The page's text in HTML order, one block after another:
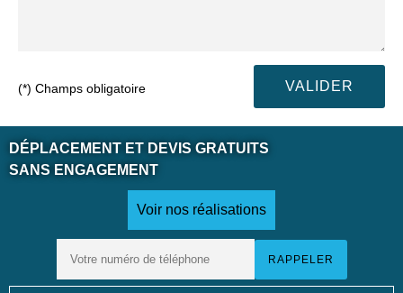
(*) Champs obligatoire
DÉPLACEMENT ET DEVIS GRATUITS
SANS ENGAGEMENT
Voir nos réalisations